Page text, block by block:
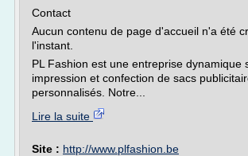
Contact
Aucun contenu de page d'accueil n'a été
l'instant.
PL Fashion est une entreprise dynamique
impression et confection de sacs
personnalisés. Notre...
Lire la suite
Site : http://www.plfashion.be